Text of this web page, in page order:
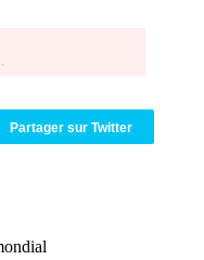
Partager sur Twitter